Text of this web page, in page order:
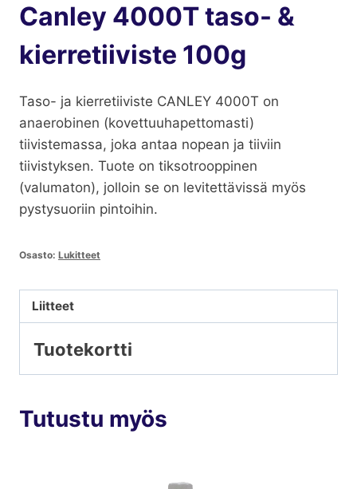
Canley 4000T taso- &
kierretiiviste 100g
Taso- ja kierretiiviste CANLEY 4000T on
anaerobinen (kovettuuhapettomasti)
tiivistemassa, joka antaa nopean ja tiiviin
tiivistyksen. Tuote on tiksotrooppinen
(valumaton), jolloin se on levitettävissä myös
pystysuoriin pintoihin.
Osasto: Lukitteet
Liitteet
Tuotekortti
Tutustu myös